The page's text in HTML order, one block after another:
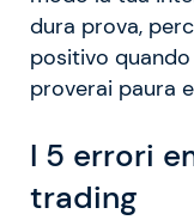
dura prova,
positivo
proverai paura
I 5 errori
trading